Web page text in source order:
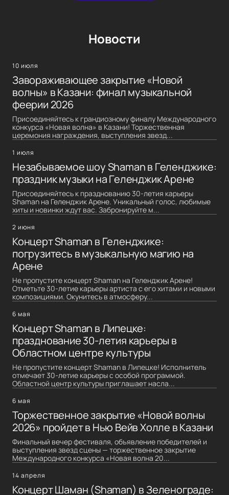
Новости
10 июля
Завораживающее закрытие «Новой
волны» в Казани: финал музыкальной
феерии 2026
Присоединяйтесь к грандиозному финалу Международного
конкурса «Новая волна» в Казани! Торжественная
церемония награждения, выступления звезд...
1 июля
Незабываемое шоу Shaman в Геленджике:
праздник музыки на Геленджик Арене
Присоединяйтесь к празднованию 30-летия карьеры
Shaman на Геленджик Арене. Уникальный голос, любимые
хиты и новинки ждут вас. Забронируйте м...
2 июня
Концерт Shaman в Геленджике:
погрузитесь в музыкальную магию на
Арене
Не пропустите концерт Shaman на Геленджик Арене!
Отметьте 30-летие карьеры артиста с его хитами и новыми
композициями. Окунитесь в атмосферу...
6 мая
Концерт Shaman в Липецке:
празднование 30-летия карьеры в
Областном центре культуры
Не пропустите концерт Shaman в Липецке! Исполнитель
отмечает 30-летие карьеры с особой программой.
Областной центр культуры приглашает насла...
6 мая
Торжественное закрытие «Новой волны
2026» пройдет в Нью Вейв Холле в Казани
Финальный вечер фестиваля, объявление победителей и
выступления звезд сцены — торжественное закрытие
Международного конкурса «Новая волна 20...
14 апреля
Концерт Шаман (Shaman) в Зеленограде: